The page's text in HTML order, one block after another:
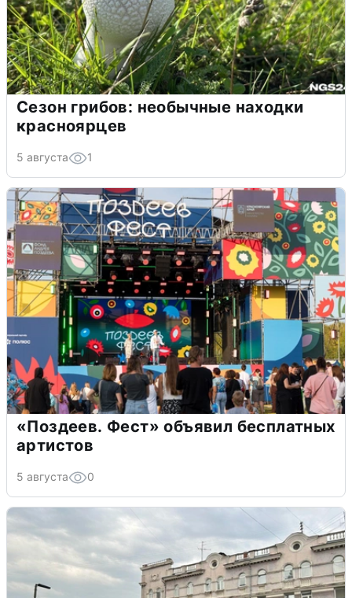
Сезон грибов: необычные находки
красноярцев
5 августа 1
«Поздеев. Фест» объявил бесплатных
артистов
5 августа 0